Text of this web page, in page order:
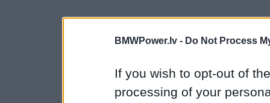
BMWPower.lv - Do Not Process
If you wish to opt-out of
processing of your